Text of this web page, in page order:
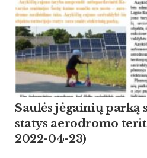
Saulės jėgainių parką
statys aerodromo
2022-04-23)